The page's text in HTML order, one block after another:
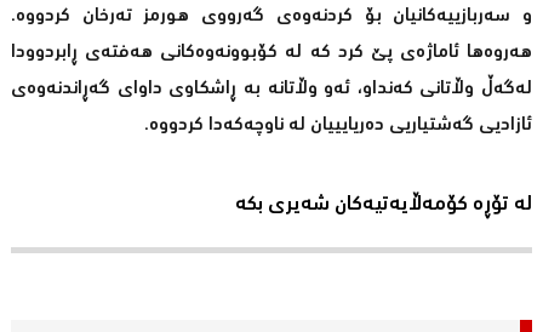
و سەربازییەکانیان بۆ کردنەوەی گەرووی هورمز تەرخان کردووە.
هەروەها ئاماژەی پێ کرد کە لە کۆبوونەوەکانی هەفتەی ڕابردوودا
لەگەڵ وڵاتانی کەنداو، ئەو وڵاتانە بە ڕاشکاوی داوای گەڕاندنەوەی
ئازادیی گەشتیاریی دەریایییان لە ناوچەکەدا کردووە.
لە تۆڕە کۆمەڵایەتیەکان شەیری بکە